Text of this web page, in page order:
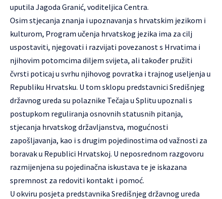
uputila Jagoda Granić, voditeljica Centra.
Osim stjecanja znanja i upoznavanja s hrvatskim jezikom i
kulturom, Program učenja hrvatskog jezika ima za cilj
uspostaviti, njegovati i razvijati povezanost s Hrvatima i
njihovim potomcima diljem svijeta, ali također pružiti
čvrsti poticaj u svrhu njihovog povratka i trajnog useljenja u
Republiku Hrvatsku. U tom sklopu predstavnici Središnjeg
državnog ureda su polaznike Tečaja u Splitu upoznali s
postupkom reguliranja osnovnih statusnih pitanja,
stjecanja hrvatskog državljanstva, mogućnosti
zapošljavanja, kao i s drugim pojedinostima od važnosti za
boravak u Republici Hrvatskoj. U neposrednom razgovoru
razmijenjena su pojedinačna iskustava te je iskazana
spremnost za redoviti kontakt i pomoć.
U okviru posjeta predstavnika Središnjeg državnog ureda